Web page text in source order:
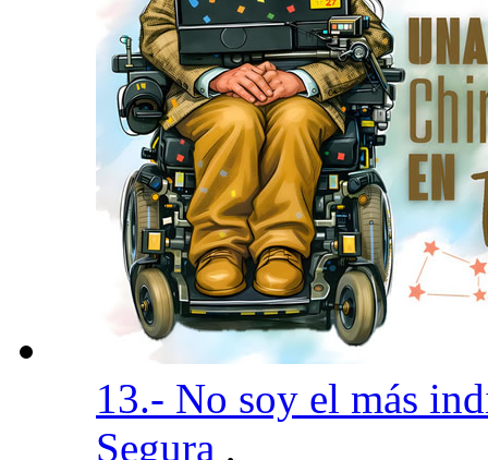
13.- No soy el más
Segura ,